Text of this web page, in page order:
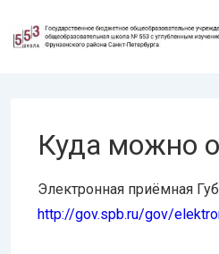
Перейти
Куда можно
Электронная приёмная
http://gov.spb.ru/gov/